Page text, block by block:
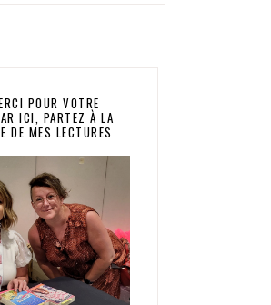
POUR VOTRE
ICI, PARTEZ À LA
DE MES LECTURES